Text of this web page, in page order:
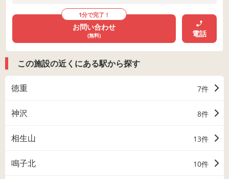
1分で完了！
お問い合わせ
(無料) 電話
この施設の近くにある駅から探す
徳重 7件
神沢 8件
相生山 13件
鳴子北 10件